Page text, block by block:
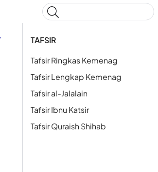
TAFSIR
Tafsir Ringkas Kemenag
Tafsir Lengkap Kemenag
Tafsir al-Jalalain
Tafsir Ibnu Katsir
Tafsir Quraish Shihab